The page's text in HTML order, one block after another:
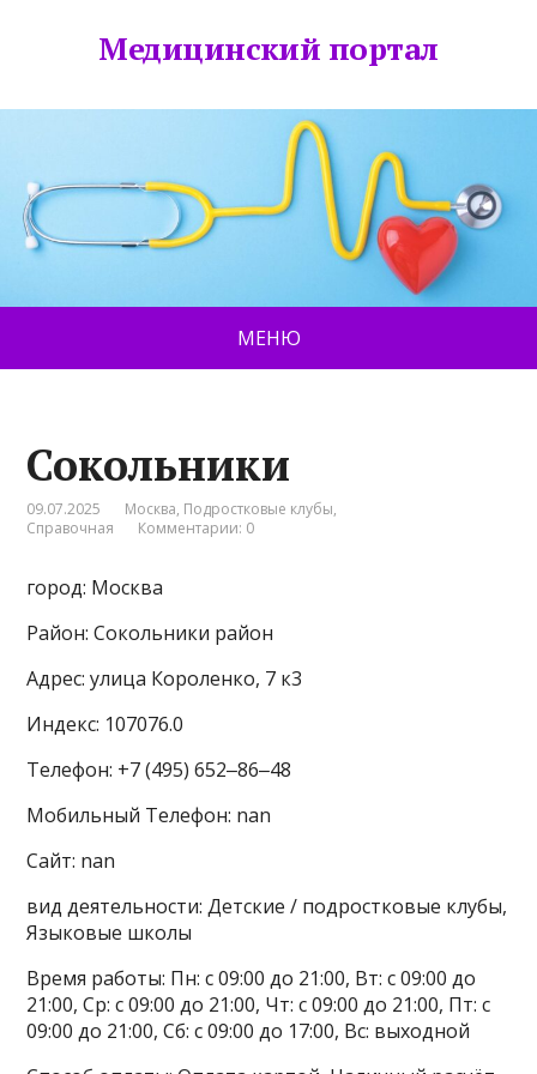
Медицинский портал
МЕНЮ
Сокольники
09.07.2025 Москва, Подростковые клубы,
Справочная
Комментарии: 0
город: Москва
Район: Сокольники район
Адрес: улица Короленко, 7 к3
Индекс: 107076.0
Телефон: +7 (495) 652‒86‒48
Мобильный Телефон: nan
Сайт: nan
вид деятельности: Детские / подростковые клубы,
Языковые школы
Время работы: Пн: с 09:00 до 21:00, Вт: с 09:00 до
21:00, Ср: с 09:00 до 21:00, Чт: с 09:00 до 21:00, Пт: с
09:00 до 21:00, Сб: с 09:00 до 17:00, Вс: выходной